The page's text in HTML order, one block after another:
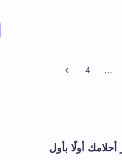
…
4
أولًا بأول